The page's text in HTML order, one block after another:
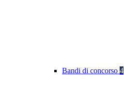
Bandi di concorso 4